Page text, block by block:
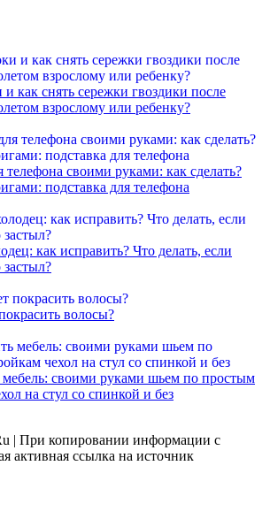
как снять сережки гвоздики после
взрослому или ребенку?
телефона своими руками: как сделать?
подставка для телефона
как исправить? Что делать, если
застыл?
волосы?
мебель: своими руками шьем по простым
на стул со спинкой и без
| При копировании информации с
активная ссылка на источник